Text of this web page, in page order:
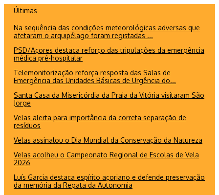
conteúdo
Últimas
Na sequência das condições meteorológicas adversas que
afetaram o arquipélago foram registadas ...
PSD/Açores destaca reforço das tripulações da emergência
médica pré-hospitalar
Telemonitorização reforça resposta das Salas de
Emergência das Unidades Básicas de Urgência do...
Santa Casa da Misericórdia da Praia da Vitória visitaram São
Jorge
Velas alerta para importância da correta separação de
resíduos
Velas assinalou o Dia Mundial da Conservação da Natureza
Velas acolheu o Campeonato Regional de Escolas de Vela
2026
Luís Garcia destaca espírito açoriano e defende preservação
da memória da Regata da Autonomia